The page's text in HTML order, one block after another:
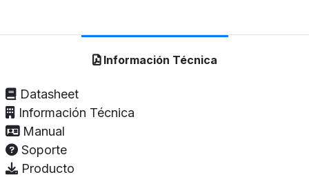
Información Técnica
Datasheet
Información Técnica
Manual
Soporte
Producto